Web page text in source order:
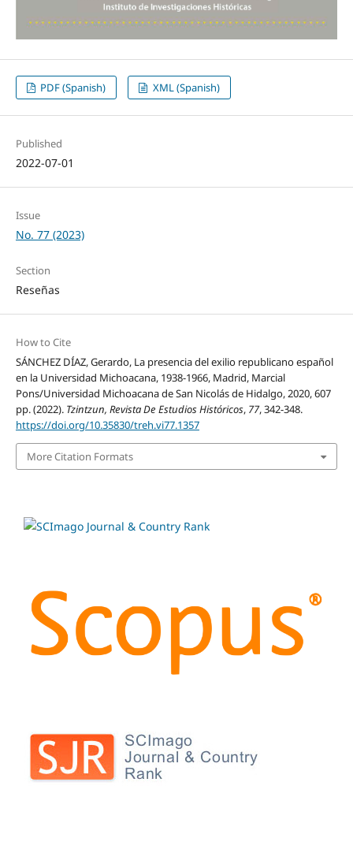
PDF (Spanish) XML (Spanish)
Published
2022-07-01
Issue
No. 77 (2023)
Section
Reseñas
How to Cite
SÁNCHEZ DÍAZ, Gerardo, La presencia del exilio republicano español
en la Universidad Michoacana, 1938-1966, Madrid, Marcial
Pons/Universidad Michoacana de San Nicolás de Hidalgo, 2020, 607
pp. (2022). Tzintzun, Revista De Estudios Históricos, 77, 342-348.
https://doi.org/10.35830/treh.vi77.1357
More Citation Formats